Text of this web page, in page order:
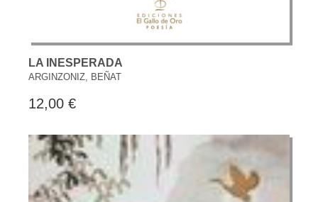
LA INESPERADA
ARGINZONIZ, BEÑAT
12,00 €